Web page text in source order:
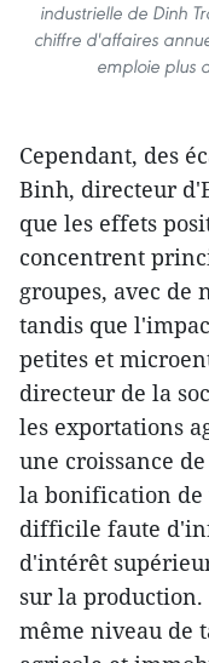
industrielle de Dinh
chiffre d'affaires
emploie plus
Cependant, des
Binh, directeur
que les effets
concentrent
groupes, avec de
tandis que
petites et
directeur de la
les exportations
une croissance
la bonification de
difficile faute
d'intérêt
sur la
même niveau de